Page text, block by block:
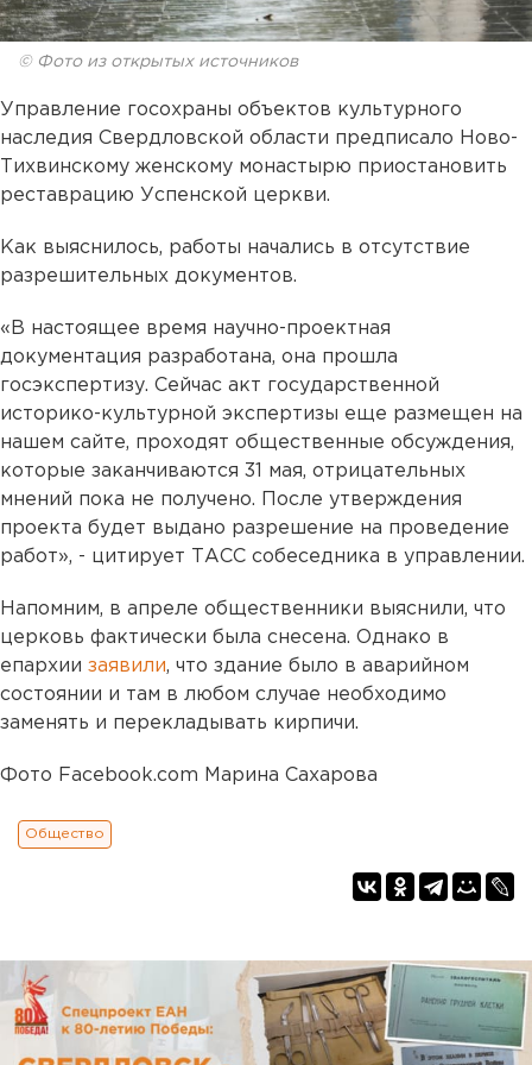
© Фото из открытых источников
Управление госохраны объектов культурного
наследия Свердловской области предписало Ново-
Тихвинскому женскому монастырю приостановить
реставрацию Успенской церкви.
Как выяснилось, работы начались в отсутствие
разрешительных документов.
« В настоящее время научно-проектная
документация разработана, она прошла
госэкспертизу. Сейчас акт государственной
историко-культурной экспертизы еще размещен на
нашем сайте, проходят общественные обсуждения,
которые заканчиваются 31 мая, отрицательных
мнений пока не получено. После утверждения
проекта будет выдано разрешение на проведение
работ», - цитирует ТАСС собеседника в управлении.
Напомним, в апреле общественники выяснили, что
церковь фактически была снесена. Однако в
епархии заявили, что здание было в аварийном
состоянии и там в любом случае необходимо
заменять и перекладывать кирпичи.
Фото Facebook.com Марина Сахарова
Общество